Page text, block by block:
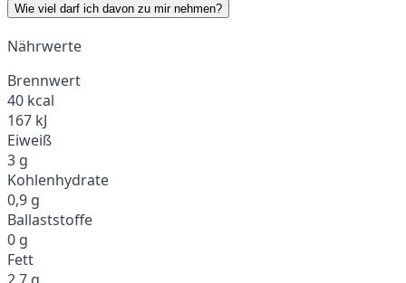
Wie viel darf ich davon zu mir nehmen?
Nährwerte
Brennwert
40 kcal
167 kJ
Eiweiß
3 g
Kohlenhydrate
0,9 g
Ballaststoffe
0 g
Fett